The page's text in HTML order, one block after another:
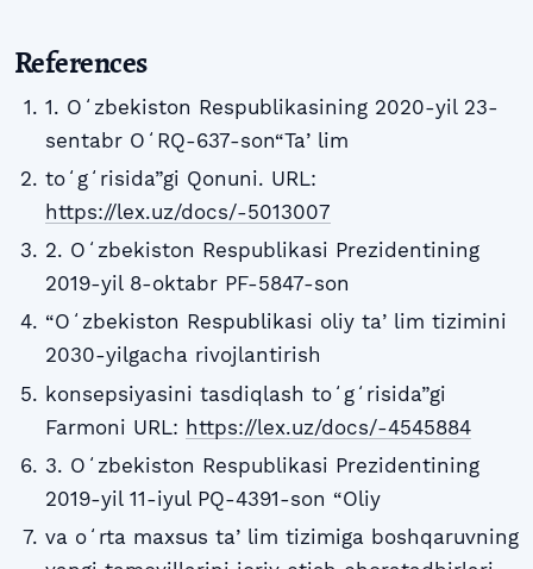
References
1. Oʻzbekiston Respublikasining 2020-yil 23-
sentabr OʻRQ-637-son“Taʼlim
toʻgʻrisida”gi Qonuni. URL:
https://lex.uz/docs/-5013007
2. Oʻzbekiston Respublikasi Prezidentining
2019-yil 8-oktabr PF-5847-son
“Oʻzbekiston Respublikasi oliy taʼlim tizimini
2030-yilgacha rivojlantirish
konsepsiyasini tasdiqlash toʻgʻrisida”gi
Farmoni URL: https://lex.uz/docs/-4545884
3. Oʻzbekiston Respublikasi Prezidentining
2019-yil 11-iyul PQ-4391-son “Oliy
va oʻrta maxsus taʼlim tizimiga boshqaruvning